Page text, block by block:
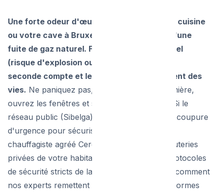
Une forte odeur d'œuf pourri envahit votre cuisine
ou votre cave à Bruxelles ? C'est l'alerte d'une
fuite de gaz naturel. Face à ce danger mortel
(risque d'explosion ou d'asphyxie), chaque
seconde compte et les bons réflexes sauvent des
vies. Ne paniquez pas, n'allumez aucune lumière,
ouvrez les fenêtres et sortez de l'immeuble. Si le
réseau public (Sibelga) est responsable de la coupure
d'urgence pour sécuriser la rue, c'est à un
chauffagiste agréé Cerga de réparer les tuyauteries
privées de votre habitation. Découvrez les protocoles
de sécurité stricts de la Région Bruxelloise et comment
nos experts remettent votre installation aux normes